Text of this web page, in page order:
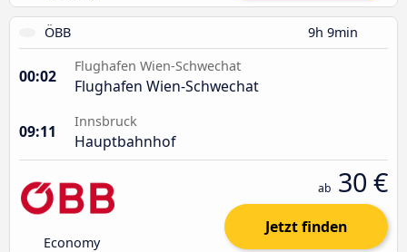
ÖBB 9h 9min
00:02
Flughafen Wien-Schwechat
Flughafen Wien-Schwechat
09:11
Innsbruck
Hauptbahnhof
Economy
ab 30 €
Jetzt finden